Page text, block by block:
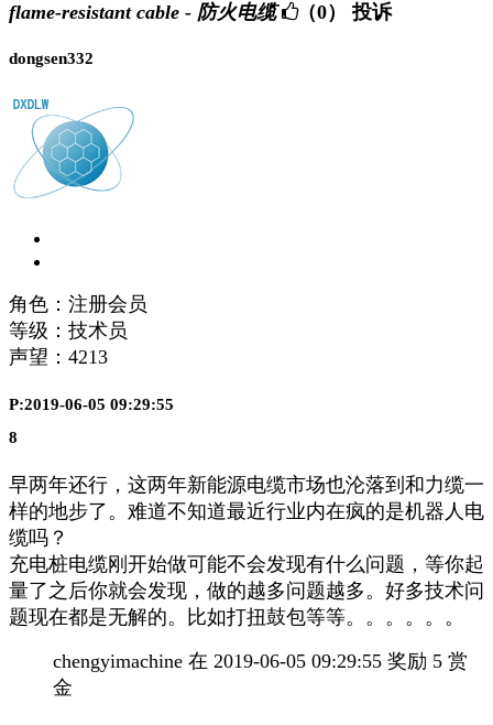
flame-resistant cable - 防火电缆 （0） 投诉
dongsen332
角色：注册会员
等级：技术员
声望： 4213
P:2019-06-05 09:29:55
8
早两年还行，这两年新能源电缆市场也沦落到和力缆一
样的地步了。难道不知道最近行业内在疯的是机器人电
缆吗？
充电桩电缆刚开始做可能不会发现有什么问题，等你起
量了之后你就会发现，做的越多问题越多。好多技术问
题现在都是无解的。比如打扭鼓包等等。。。。。。
chengyimachine 在 2019-06-05 09:29:55 奖励 5 赏
金